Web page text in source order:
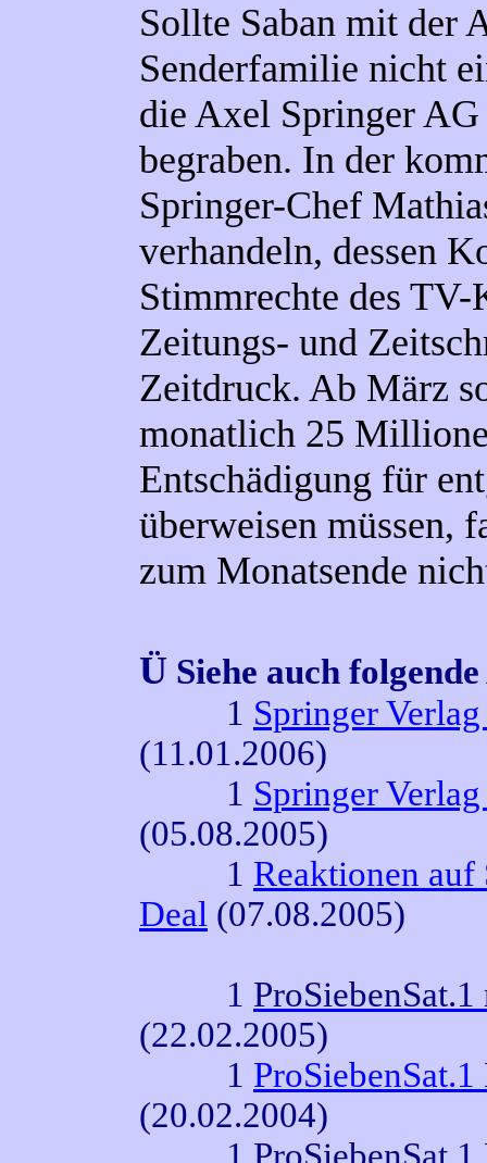
Sollte Saban mit der
Senderfamilie nicht
die Axel Springer
begraben. In der
Springer-Chef
verhandeln, dessen
Stimmrechte des
Zeitungs- und
Zeitdruck. Ab März
monatlich 25
Entschädigung für
überweisen müssen,
zum Monatsende
Ü Siehe auch
1 Springer
(11.01.2006)
1 Springer
(05.08.2005)
1 Reaktionen auf
Deal (07.08.2005)
1
(22.02.2005)
1
(20.02.2004)